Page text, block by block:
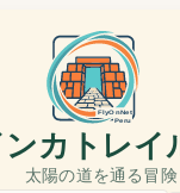
カトレイ
太陽の道を通る冒険